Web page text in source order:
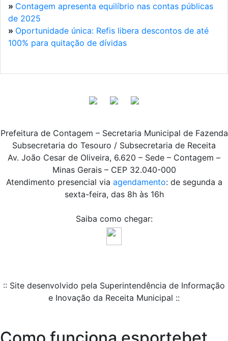
» Contagem apresenta equilíbrio nas contas públicas
de 2025
» Oportunidade única: Refis libera descontos de até
100% para quitação de dívidas
Prefeitura de Contagem – Secretaria Municipal de Fazenda
Subsecretaria do Tesouro / Subsecretaria de Receita
Av. João Cesar de Oliveira, 6.620 – Sede – Contagem –
Minas Gerais – CEP 32.040-000
Atendimento presencial via agendamento: de segunda a
sexta-feira, das 8h às 16h
Saiba como chegar:
:: Site desenvolvido pela Superintendência de Informação
e Inovação da Receita Municipal ::